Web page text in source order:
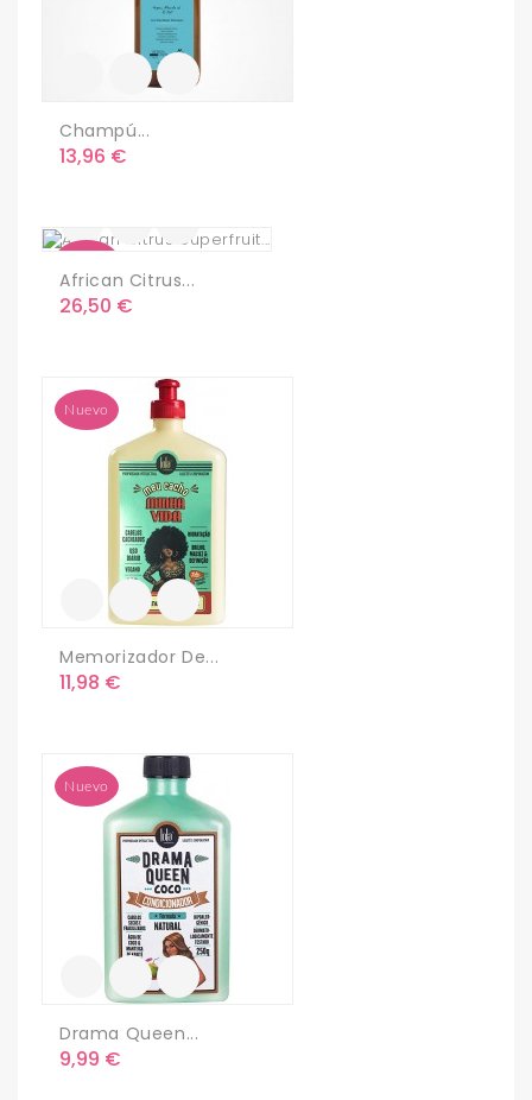
Champú...
Precio
13,96 €
African Citrus...
Precio
26,50 €
Nuevo
Memorizador De...
Precio
11,98 €
Nuevo
Drama Queen...
Precio
9,99 €